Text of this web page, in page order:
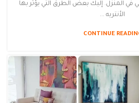
في المنزل. إليك بعض الطرق التي يؤثر بها
الأنتريه ...
CONTINUE